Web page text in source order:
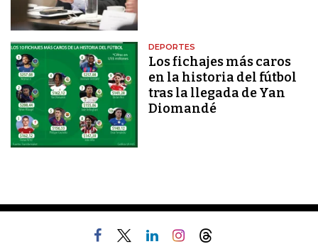
DEPORTES
Los fichajes más caros
en la historia del fútbol
tras la llegada de Yan
Diomandé